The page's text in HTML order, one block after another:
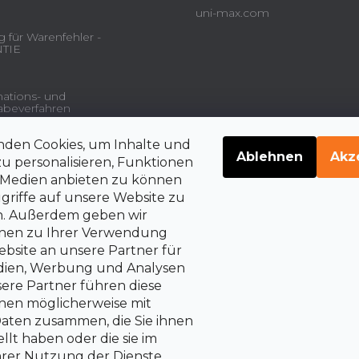
Cookies, um Inhalte und
personalisieren, Funktionen
anbieten zu können
auf unsere Website zu
Außerdem geben wir
zu Ihrer Verwendung
an unsere Partner für
Werbung und Analysen
Partner führen diese
möglicherweise mit
zusammen, die Sie ihnen
haben oder die sie im
Ablehnen
für Warenfehler -
und
und
über die
auf Vertragsrücktritt
uni-max.com